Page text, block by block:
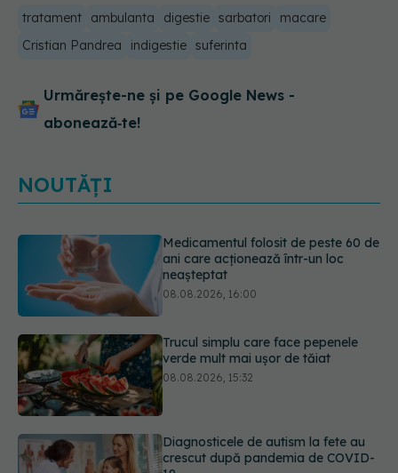
tratament ambulanta digestie sarbatori
macare
Cristian Pandrea
indigestie suferinta
Urmărește-ne și pe Google News -
abonează‑te!
NOUTĂȚI
Trucul simplu care face pepenele
verde mult mai ușor de tăiat
08.08.2026, 15:32
Diagnosticele de autism la fete au
crescut după pandemia de COVID-
19
Bacteria din intestin care a crescut
forța musculară cu 30%